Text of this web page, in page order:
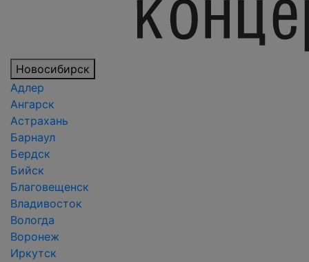
Новосибирск
Адлер
Ангарск
Астрахань
Барнаул
Бердск
Бийск
Благовещенск
Владивосток
Вологда
Воронеж
Иркутск